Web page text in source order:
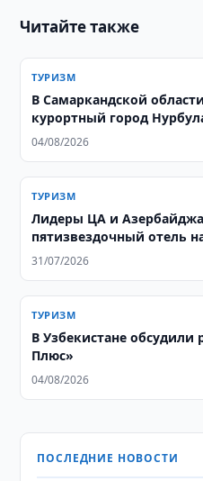
Читайте также
ТУРИЗМ
В Самаркандской
курортный город
04/08/2026
ТУРИЗМ
Лидеры ЦА и
пятизвездочный отель
31/07/2026
ТУРИЗМ
В Узбекистане обсудили
Плюс»
04/08/2026
ПОСЛЕДНИЕ НОВОСТИ